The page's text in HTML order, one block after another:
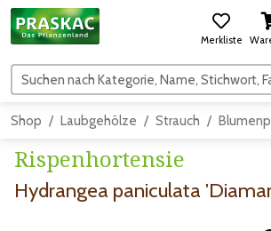
Merkliste
Shop Laubgehölze Strauch
Rispenhortensie
Hydrangea paniculata